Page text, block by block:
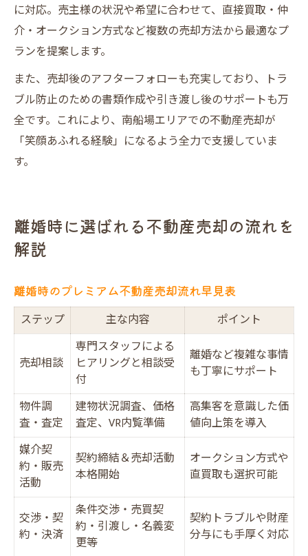
に対応。売主様の状況や希望に合わせて、直接買取・仲
介・オークション方式など複数の売却方法から最適なプ
ランを提案します。
また、売却後のアフターフォローも充実しており、トラ
ブル防止のための書類作成や引き渡し後のサポートも万
全です。これにより、南船場エリアでの不動産売却が
「笑顔あふれる経験」になるよう全力で支援していま
す。
離婚時に選ばれる不動産売却の流れを
解説
離婚時のプレミアム不動産売却流れ早見表
ステップ 主な内容 ポイント
売却相談
専門スタッフによる
ヒアリングと相談受
付
離婚など複雑な事情
も丁寧にサポート
物件調
査・査定
建物状況調査、価格
査定、VR内覧準備
高集客を意識した価
値向上策を導入
媒介契
約・販売
活動
契約締結＆売却活動
本格開始
オークション方式や
直買取も選択可能
交渉・契
約・決済
条件交渉・売買契
約・引渡し・名義変
更等
契約トラブルや財産
分与にも手厚く対応